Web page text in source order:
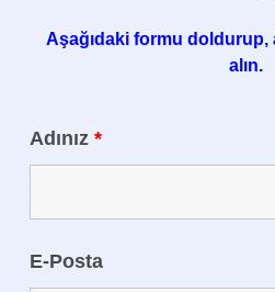
Aşağıdaki formu doldurup,
alın.
Adınız*
E-Posta